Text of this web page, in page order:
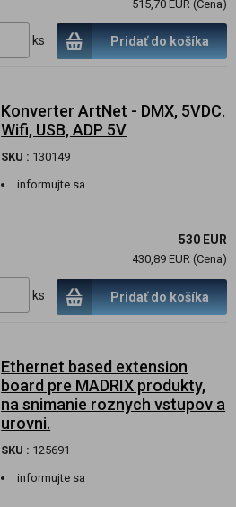
515,70 EUR (Cena)
ks Pridať do košíka
Konverter ArtNet - DMX, 5VDC.
Wifi, USB, ADP 5V
SKU : 130149
informujte sa
530 EUR
430,89 EUR (Cena)
ks Pridať do košíka
Ethernet based extension
board pre MADRIX produkty,
na snimanie roznych vstupov a
urovni.
SKU : 125691
informujte sa